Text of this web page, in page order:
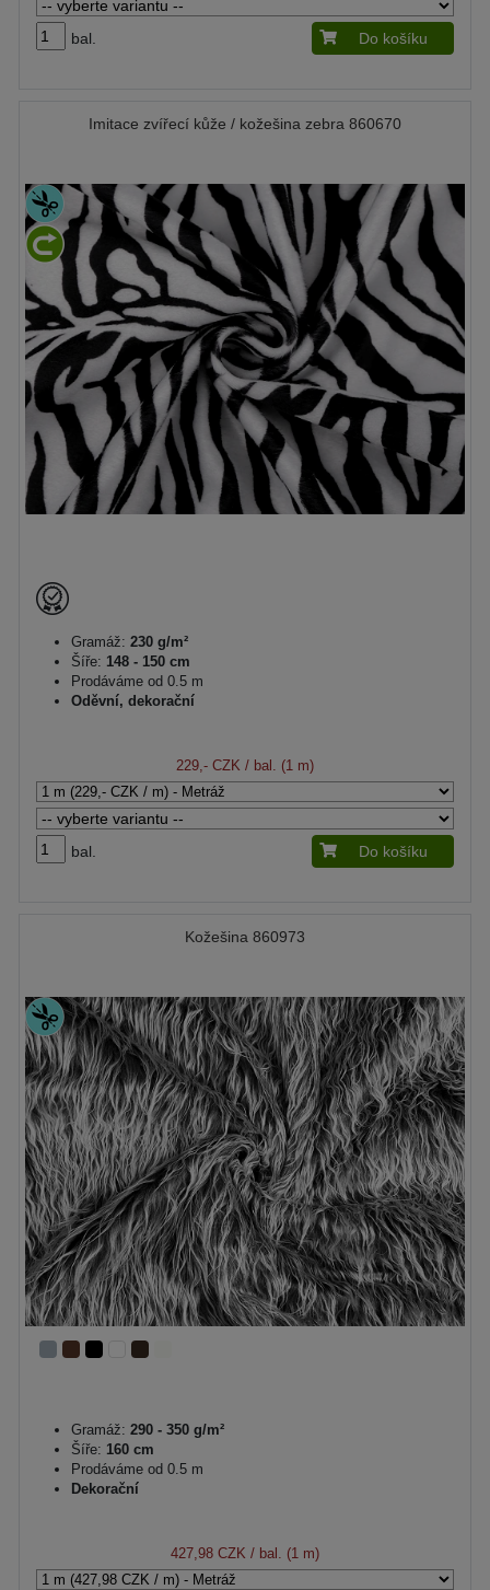
bal. Do košíku
Imitace zvířecí kůže / kožešina zebra 860670
Gramáž: 230 g/m²
Šíře: 148 - 150 cm
Prodáváme od 0.5 m
Oděvní, dekorační
229,- CZK / bal. (1 m)
bal. Do košíku
Kožešina 860973
Gramáž: 290 - 350 g/m²
Šíře: 160 cm
Prodáváme od 0.5 m
Dekorační
427,98 CZK / bal. (1 m)